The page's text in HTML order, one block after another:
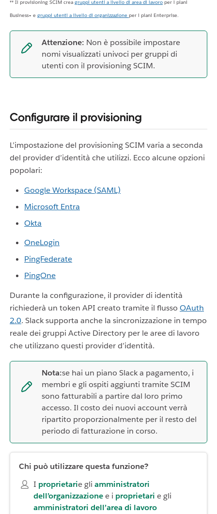
** Il provisioning SCIM crea gruppi utenti a livello di area di lavoro per i piani
Business+ e gruppi utenti a livello di organizzazione per i piani Enterprise.
Attenzione: Non è possibile impostare
nomi visualizzati univoci per gruppi di
utenti con il provisioning SCIM.
Configurare il provisioning
L’impostazione del provisioning SCIM varia a seconda
del provider d’identità che utilizzi. Ecco alcune opzioni
popolari:
Google Workspace (SAML)
Microsoft Entra
Okta
OneLogin
PingFederate
PingOne
Durante la configurazione, il provider di identità
richiederà un token API creato tramite il flusso OAuth
2.0. Slack supporta anche la sincronizzazione in tempo
reale dei gruppi Active Directory per le aree di lavoro
che utilizzano questi provider d’identità.
Nota:se hai un piano Slack a pagamento, i
membri e gli ospiti aggiunti tramite SCIM
sono fatturabili a partire dal loro primo
accesso. Il costo dei nuovi account verrà
ripartito proporzionalmente per il resto del
periodo di fatturazione in corso.
Chi può utilizzare questa funzione?
I proprietarie gli amministratori
dell’organizzazionee i proprietari e gli
amministratori dell’area di lavoro